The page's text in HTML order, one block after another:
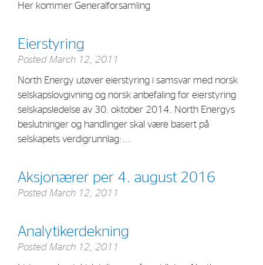
Her kommer Generalforsamling
Eierstyring
Posted March 12, 2011
North Energy utøver eierstyring i samsvar med norsk
selskapslovgivning og norsk anbefaling for eierstyring
selskapsledelse av 30. oktober 2014. North Energys
beslutninger og handlinger skal være basert på
selskapets verdigrunnlag:...
Aksjonærer per 4. august 2016
Posted March 12, 2011
Analytikerdekning
Posted March 12, 2011